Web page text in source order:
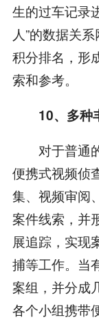
生的过车记录
人”的数据关
积分排名，形
索和参考。
10、多种
对于普通的
便携式视频侦
集、视频审阅
案件线索，并
展追踪，实现
捕等工作。当
案组，并分成
各个小组携带